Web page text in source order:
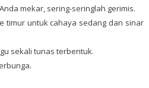
mekar, sering-seringlah gerimis.
timur untuk cahaya sedang dan sinar
sekali tunas terbentuk.